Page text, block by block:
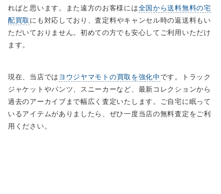
ればと思います。また遠方のお客様には全国から送料無料の宅
配買取 にも対応しており、査定料やキャンセル時の返送料もい
ただいておりません。初めての方でも安心してご利用いただけ
ます。
現在、当店では ヨウジヤマモトの買取を強化中です。トラック
ジャケットやパンツ、スニーカーなど、最新コレクションから
過去のアーカイブまで幅広く査定いたします。ご自宅に眠って
いるアイテムがありましたら、ぜひ一度当店の無料査定をご利
用ください。